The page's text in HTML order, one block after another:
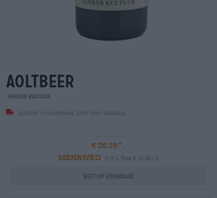
aoltbeer
Kemker Kultuur
Artikel momenteel niet beschikbaar
€ 26,29
MEHRWEG
0,75 L Fles € 34,45 / L
Niet op voorraad